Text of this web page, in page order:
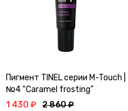
Пигмент TINEL серии M-Touch |
№4 “Caramel frosting”
1 430 ₽ 2 860 ₽